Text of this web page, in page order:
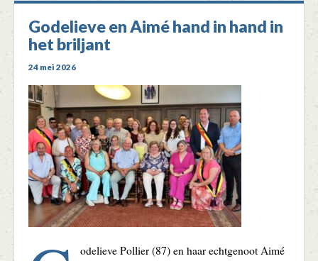
Godelieve en Aimé hand in hand in
het briljant
24 mei 2026
odelieve Pollier (87) en haar echtgenoot Aimé